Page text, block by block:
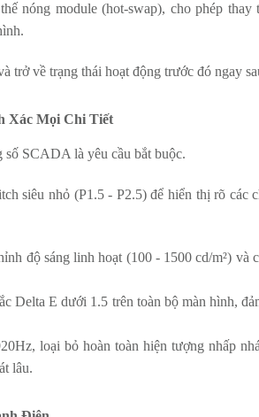
nóng module (hot-swap), cho phép
trở về trạng thái hoạt động trước đó ngay
Xác Mọi Chi Tiết
SCADA là yêu cầu bắt buộc.
siêu nhỏ (P1.5 - P2.5) để hiển thị rõ các
độ sáng linh hoạt (100 - 1500 cd/m²) và
Delta E dưới 1.5 trên toàn bộ màn hình,
loại bỏ hoàn toàn hiện tượng nhấp
lâu.